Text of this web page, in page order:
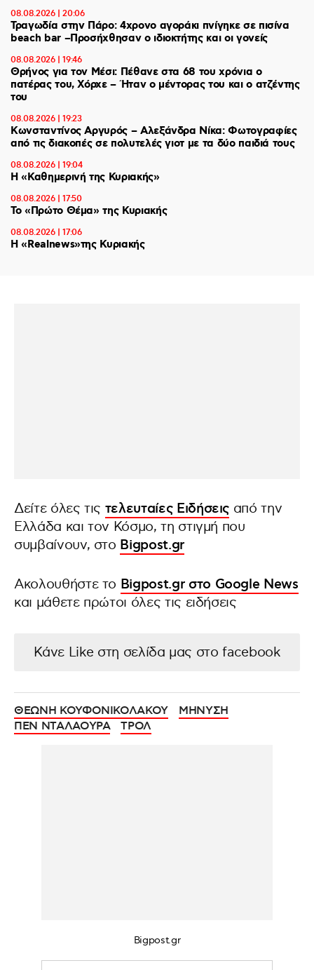
08.08.2026 | 20:06
Τραγωδία στην Πάρο: 4χρονο αγοράκι πνίγηκε σε πισίνα
beach bar –Προσήχθησαν ο ιδιοκτήτης και οι γονείς
08.08.2026 | 19:46
Θρήνος για τον Μέσι: Πέθανε στα 68 του χρόνια ο
πατέρας του, Χόρχε – Ήταν ο μέντορας του και ο ατζέντης
του
08.08.2026 | 19:23
Κωνσταντίνος Αργυρός – Αλεξάνδρα Νίκα: Φωτογραφίες
από τις διακοπές σε πολυτελές γιοτ με τα δύο παιδιά τους
08.08.2026 | 19:04
H «Καθημερινή της Κυριακής»
08.08.2026 | 17:50
Το «Πρώτο Θέμα» της Κυριακής
08.08.2026 | 17:06
Η «Realnews»της Κυριακής
Δείτε όλες τις τελευταίες Ειδήσεις από την
Ελλάδα και τον Κόσμο, τη στιγμή που
συμβαίνουν, στο Bigpost.gr
Ακολουθήστε το Bigpost.gr στο Google News
και μάθετε πρώτοι όλες τις ειδήσεις
Κάνε Like στη σελίδα μας στο facebook
ΘΕΩΝΗ ΚΟΥΦΟΝΙΚΟΛΑΚΟΥ
ΜΗΝΥΣΗ
ΠΕΝ ΝΤΑΛΑΟΥΡΑ
ΤΡΟΛ
Bigpost.gr